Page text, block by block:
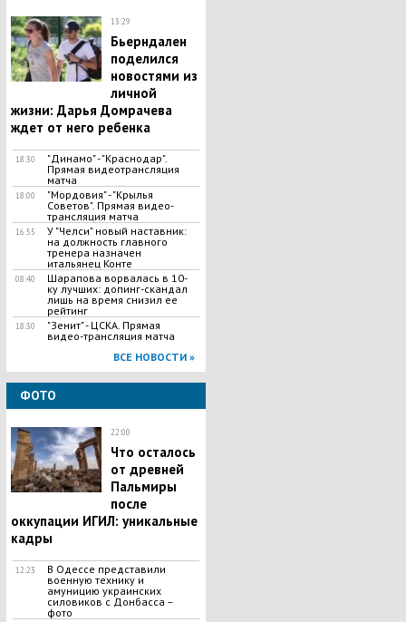
13:29
Бьерндален
поделился
новостями из
личной
жизни: Дарья Домрачева
ждет от него ребенка
18:30
"Динамо" - "Краснодар".
Прямая видеотрансляция
матча
18:00
"Мордовия" - "Крылья
Советов". Прямая видео-
трансляция матча
16:55
У "Челси" новый наставник:
на должность главного
тренера назначен
итальянец Конте
08:40
Шарапова ворвалась в 10-
ку лучших: допинг-скандал
лишь на время снизил ее
рейтинг
18:30
"Зенит" - ЦСКА. Прямая
видео-трансляция матча
ВСЕ НОВОСТИ »
ФОТО
22:00
Что осталось
от древней
Пальмиры
после
оккупации ИГИЛ: уникальные
кадры
12:23
В Одессе представили
военную технику и
амуницию украинских
силовиков с Донбасса –
фото